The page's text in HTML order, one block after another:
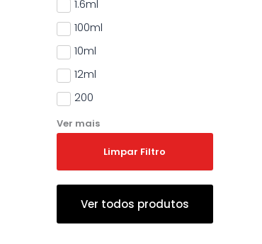
1.6ml
100ml
10ml
12ml
200
Ver mais
Limpar Filtro
Ver todos produtos